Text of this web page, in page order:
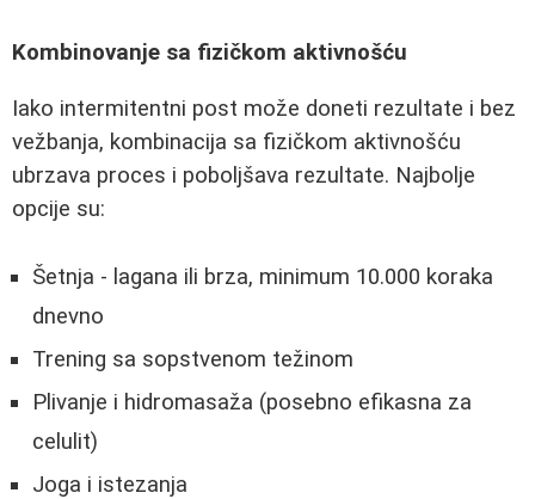
Kombinovanje sa fizičkom aktivnošću
Iako intermitentni post može doneti rezultate i bez
vežbanja, kombinacija sa fizičkom aktivnošću
ubrzava proces i poboljšava rezultate. Najbolje
opcije su:
Šetnja - lagana ili brza, minimum 10.000 koraka
dnevno
Trening sa sopstvenom težinom
Plivanje i hidromasaža (posebno efikasna za
celulit)
Joga i istezanja